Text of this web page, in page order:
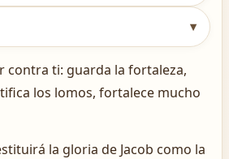
▾
contra ti: guarda la fortaleza,
los lomos, fortalece mucho
la gloria de Jacob como la